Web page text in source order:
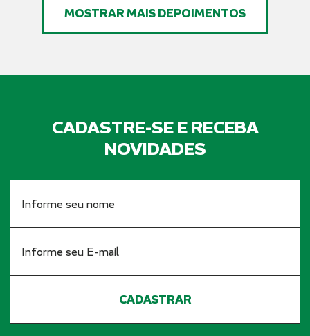
MOSTRAR MAIS DEPOIMENTOS
CADASTRE-SE E RECEBA
NOVIDADES